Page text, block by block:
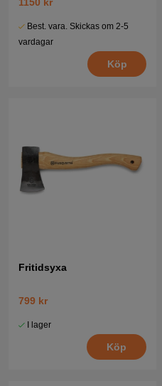
1150 kr
Best. vara. Skickas om 2-5
vardagar
Köp
Fritidsyxa
799 kr
I lager
Köp